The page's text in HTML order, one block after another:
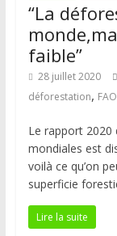
“La
faible”
28 juillet 2020
déforestation, FAO
Le rapport 2020
mondiales est
voilà ce qu’on
superficie
Lire la suite